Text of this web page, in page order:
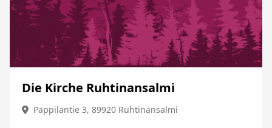
Die Kirche Ruhtinansalmi
Pappilantie 3, 89920 Ruhtinansalmi